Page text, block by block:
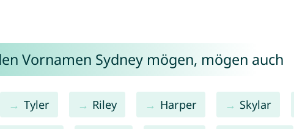
Vornamen Sydney mögen, mögen auch
Tyler Riley Harper Skylar